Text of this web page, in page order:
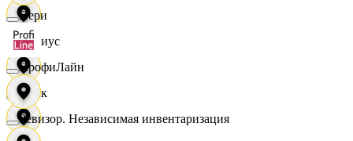
Сириус
Смак
Пери
ПрофиЛайн
Ревизор. Независимая инвентаризация